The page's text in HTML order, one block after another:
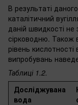
В результаті
каталітичний
даній швидкості не
сірководню. Також
рівень
випробувань
Таблиці 1.2.
Досліджувана
вода